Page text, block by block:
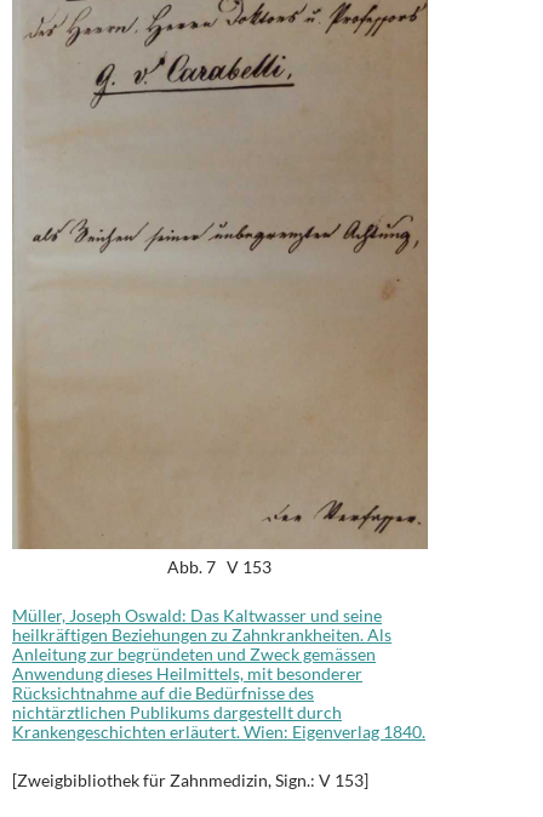
Abb. 7 V 153
Müller, Joseph Oswald: Das Kaltwasser und seine
heilkräftigen Beziehungen zu Zahnkrankheiten. Als
Anleitung zur begründeten und Zweck gemässen
Anwendung dieses Heilmittels, mit besonderer
Rücksichtnahme auf die Bedürfnisse des
nichtärztlichen Publikums dargestellt durch
Krankengeschichten erläutert. Wien: Eigenverlag 1840.
[Zweigbibliothek für Zahnmedizin, Sign.: V 153]